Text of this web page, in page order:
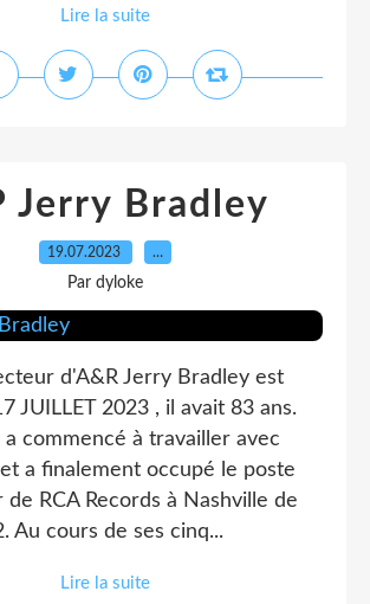
Lire la suite
Jerry Bradley
19.07.2023 …
Par dyloke
d'A&R Jerry Bradley est
JUILLET 2023 , il avait 83 ans.
a commencé à travailler avec
a finalement occupé le poste
RCA Records à Nashville de
Au cours de ses cinq...
Lire la suite